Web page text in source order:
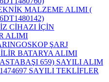
MALZEME ALIMI (
CİHAZI İÇİN
ALIMI
ŞARJ
BATARYA ALIMI
659) SAYILI ALIM
SAYILI TEKLİFLER